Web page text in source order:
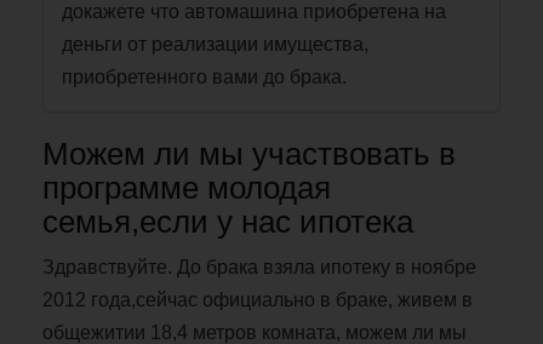
докажете что автомашина приобретена на
деньги от реализации имущества,
приобретенного вами до брака.
Можем ли мы участвовать в
программе молодая
семья,если у нас ипотека
Здравствуйте. До брака взяла ипотеку в ноябре
2012 года,сейчас официально в браке, живем в
общежитии 18,4 метров комната, можем ли мы